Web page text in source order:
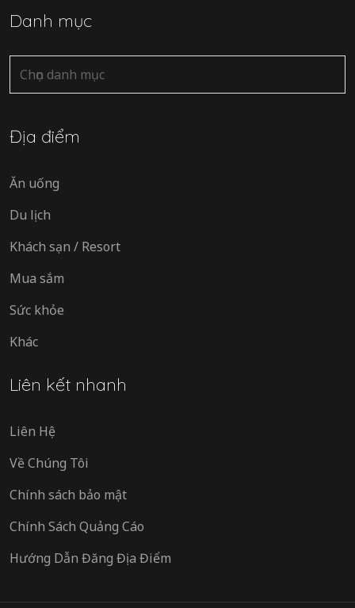
Danh mục
Danh
mục
Địa điểm
Ăn uống
Du lịch
Khách sạn / Resort
Mua sắm
Sức khỏe
Khác
Liên kết nhanh
Liên Hệ
Về Chúng Tôi
Chính sách bảo mật
Chính Sách Quảng Cáo
Hướng Dẫn Đăng Địa Điểm